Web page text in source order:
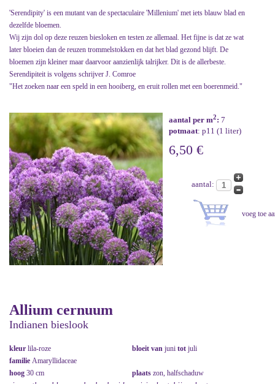
'Serendipity' is een mutant van de spectaculaire 'Millenium' met iets blauw blad en
dezelfde bloemen.
Wij zijn dol op deze reuzen biesloken en testen ze allemaal. Het fijne is dat ze wat
later bloeien dan de reuzen trommelstokken en dat het blad gezond blijft. De
bloemen zijn kleiner maar daarvoor aanzienlijk talrijker. Dit is de allerbeste.
Serendipiteit is volgens schrijver J. Comroe
"Het zoeken naar een speld in een hooiberg, en eruit rollen met een boerenmeid."
aantal per m2: 7
potmaat: p11 (1 liter)
6,50 €
aantal:
Allium cernuum
Indianen bieslook
kleur lila-roze bloeit van juni tot juli
familie Amaryllidaceae
hoog 30 cm plaats zon, halfschaduw